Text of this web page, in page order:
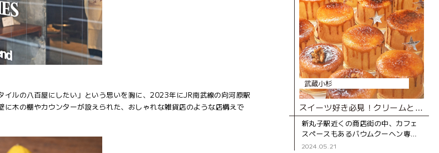
イルの八百屋にしたい」という思いを胸に、2023年にJR南武線の向河原駅
木の棚やカウンターが設えられた、おしゃれな雑貨店のような店構えで
武蔵小杉
スイーツ好き必見！クリームとろりの進化系バウムクーヘン専門店
新丸子駅近くの商店街の中、カフェ
スペースもあるバウムクーヘン専門
店。 通りを歩いていると、ガラス越
2024.05.21